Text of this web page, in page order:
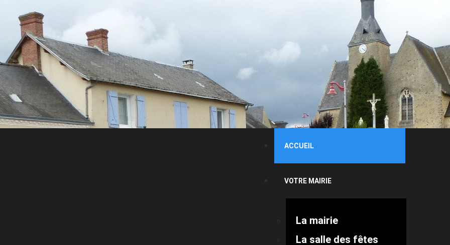
ACCUEIL
VOTRE MAIRIE
La mairie
La salle des fêtes